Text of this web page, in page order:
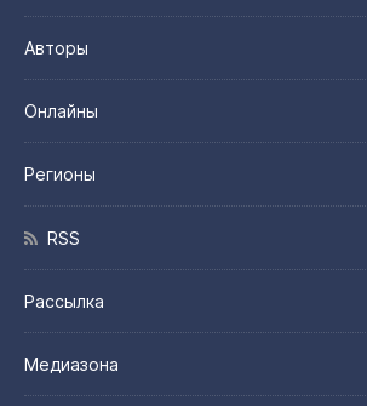
Авторы
Онлайны
Регионы
RSS
Рассылка
Медиазона